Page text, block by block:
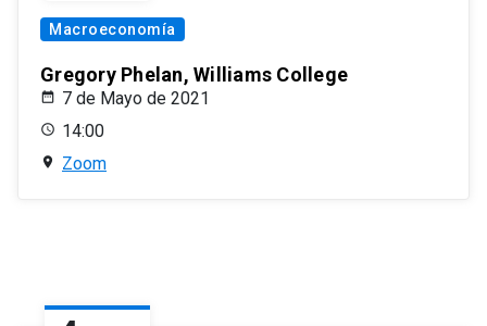
Macroeconomía
Gregory Phelan, Williams College
7 de Mayo de 2021
14:00
Zoom